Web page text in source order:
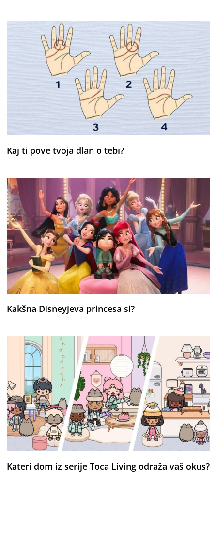
Kaj ti pove tvoja dlan o tebi?
Kakšna Disneyjeva princesa si?
Kateri dom iz serije Toca Living odraža vaš okus?